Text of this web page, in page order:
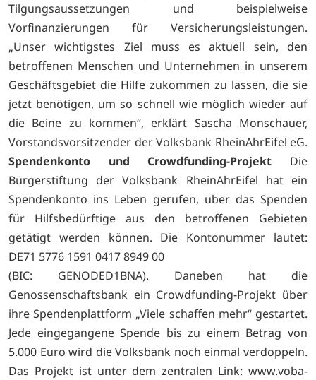
Tilgungsaussetzungen und beispielweise
Vorfinanzierungen für Versicherungsleistungen.
„Unser wichtigstes Ziel muss es aktuell sein, den
betroffenen Menschen und Unternehmen in unserem
Geschäftsgebiet die Hilfe zukommen zu lassen, die sie
jetzt benötigen, um so schnell wie möglich wieder auf
die Beine zu kommen“, erklärt Sascha Monschauer,
Vorstandsvorsitzender der Volksbank RheinAhrEifel eG.
Spendenkonto und Crowdfunding-Projekt Die
Bürgerstiftung der Volksbank RheinAhrEifel hat ein
Spendenkonto ins Leben gerufen, über das Spenden
für Hilfsbedürftige aus den betroffenen Gebieten
getätigt werden können. Die Kontonummer lautet:
DE71 5776 1591 0417 8949 00
(BIC: GENODED1BNA). Daneben hat die
Genossenschaftsbank ein Crowdfunding-Projekt über
ihre Spendenplattform „Viele schaffen mehr“ gestartet.
Jede eingegangene Spende bis zu einem Betrag von
5.000 Euro wird die Volksbank noch einmal verdoppeln.
Das Projekt ist unter dem zentralen Link: www.voba-